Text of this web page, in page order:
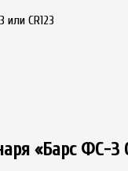
CR123
«Барс ФС-3